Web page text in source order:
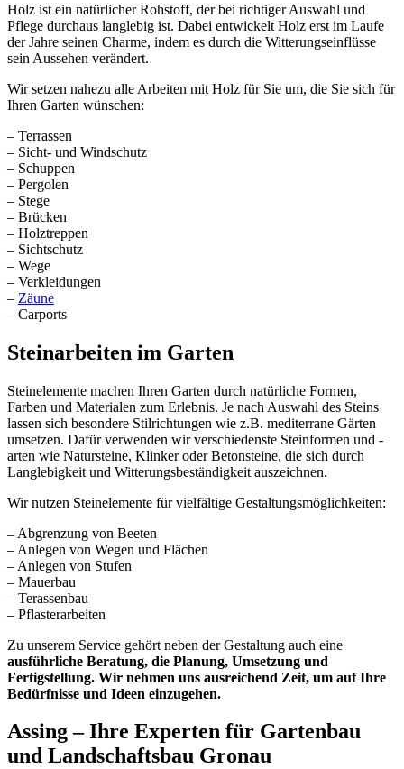
Holz ist ein natürlicher Rohstoff, der bei richtiger Auswahl und
Pflege durchaus langlebig ist. Dabei entwickelt Holz erst im Laufe
der Jahre seinen Charme, indem es durch die Witterungseinflüsse
sein Aussehen verändert.
Wir setzen nahezu alle Arbeiten mit Holz für Sie um, die Sie sich für
Ihren Garten wünschen:
– Terrassen
– Sicht- und Windschutz
– Schuppen
– Pergolen
– Stege
– Brücken
– Holztreppen
– Sichtschutz
– Wege
– Verkleidungen
– Zäune
– Carports
Steinarbeiten im Garten
Steinelemente machen Ihren Garten durch natürliche Formen,
Farben und Materialen zum Erlebnis. Je nach Auswahl des Steins
lassen sich besondere Stilrichtungen wie z.B. mediterrane Gärten
umsetzen. Dafür verwenden wir verschiedenste Steinformen und -
arten wie Natursteine, Klinker oder Betonsteine, die sich durch
Langlebigkeit und Witterungsbeständigkeit auszeichnen.
Wir nutzen Steinelemente für vielfältige Gestaltungsmöglichkeiten:
– Abgrenzung von Beeten
– Anlegen von Wegen und Flächen
– Anlegen von Stufen
– Mauerbau
– Terassenbau
– Pflasterarbeiten
Zu unserem Service gehört neben der Gestaltung auch eine
ausführliche Beratung, die Planung, Umsetzung und
Fertigstellung. Wir nehmen uns ausreichend Zeit, um auf Ihre
Bedürfnisse und Ideen einzugehen.
Assing – Ihre Experten für Gartenbau
und Landschaftsbau Gronau